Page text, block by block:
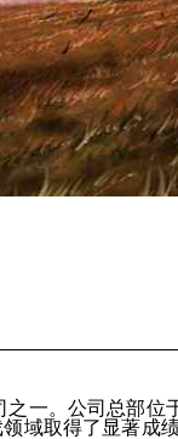
一。公司总部位
域取得了显著成绩